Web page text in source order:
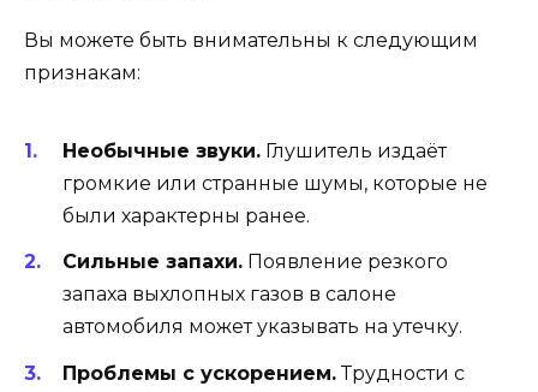
Вы можете быть внимательны к следующим
признакам:
Необычные звуки. Глушитель издаёт
громкие или странные шумы, которые не
были характерны ранее.
Сильные запахи. Появление резкого
запаха выхлопных газов в салоне
автомобиля может указывать на утечку.
Проблемы с ускорением.Трудности с